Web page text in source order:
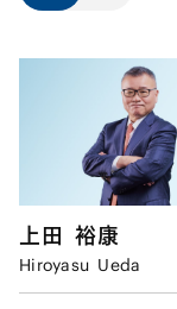
上田 裕康
Hiroyasu Ueda